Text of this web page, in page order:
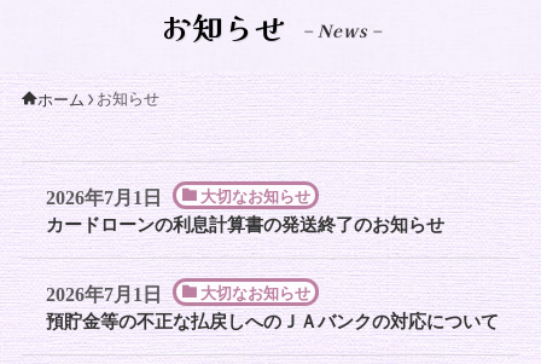
お知らせ – News –
ホーム お知らせ
2026年7月1日 大切なお知らせ
カードローンの利息計算書の発送終了のお知らせ
2026年7月1日 大切なお知らせ
預貯金等の不正な払戻しへのＪＡバンクの対応について